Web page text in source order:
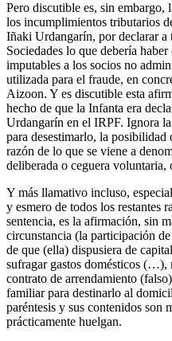
Pero discutible es, sin embargo,
los incumplimientos tributarios
Iñaki Urdangarín, por declarar a
Sociedades lo que debería
imputables a los socios no
utilizada para el fraude, en
Aizoon. Y es discutible esta
hecho de que la Infanta era
Urdangarín en el IRPF. Ignora
para desestimarlo, la
razón de lo que se viene a
deliberada o ceguera
Y más llamativo incluso,
y esmero de todos los restantes
sentencia, es la afirmación, sin
circunstancia (la participación
de que (ella) dispusiera de
sufragar gastos domésticos (…),
contrato de arrendamiento
familiar para destinarlo al
paréntesis y sus contenidos son
prácticamente huelgan.